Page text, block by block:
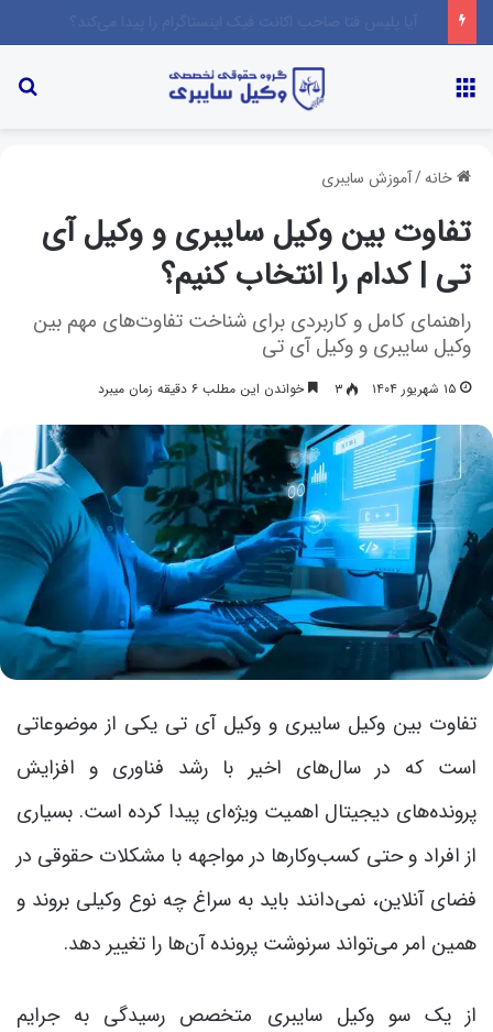
خانه/آموزش سایبری
تفاوت بین وکیل سایبری و وکیل آی
تی | کدام را انتخاب کنیم؟
راهنمای کامل و کاربردی برای شناخت تفاوت‌های مهم بین
وکیل سایبری و وکیل آی تی
۱۵ شهریور ۱۴۰۴ ۳ خواندن این مطلب ۶ دقیقه زمان میبرد
تفاوت بین وکیل سایبری و وکیل آی تی یکی از موضوعاتی
است که در سال‌های اخیر با رشد فناوری و افزایش
پرونده‌های دیجیتال اهمیت ویژه‌ای پیدا کرده است. بسیاری
از افراد و حتی کسب‌وکارها در مواجهه با مشکلات حقوقی در
فضای آنلاین، نمی‌دانند باید به سراغ چه نوع وکیلی بروند و
همین امر می‌تواند سرنوشت پرونده آن‌ها را تغییر دهد.
از یک سو وکیل سایبری متخصص رسیدگی به جرایم